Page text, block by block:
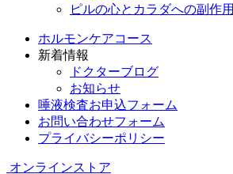
ピルの心とカラダへの副作用
ホルモンケアコース
新着情報
ドクターブログ
お知らせ
唾液検査お申込フォーム
お問い合わせフォーム
プライバシーポリシー
オンラインストア